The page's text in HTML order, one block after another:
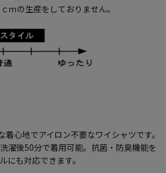
ｍの生産をしておりません。
心地でアイロン不要なワイシャツです。
濯後50分で着用可能。抗菌・防臭機能を
にも対応できます。